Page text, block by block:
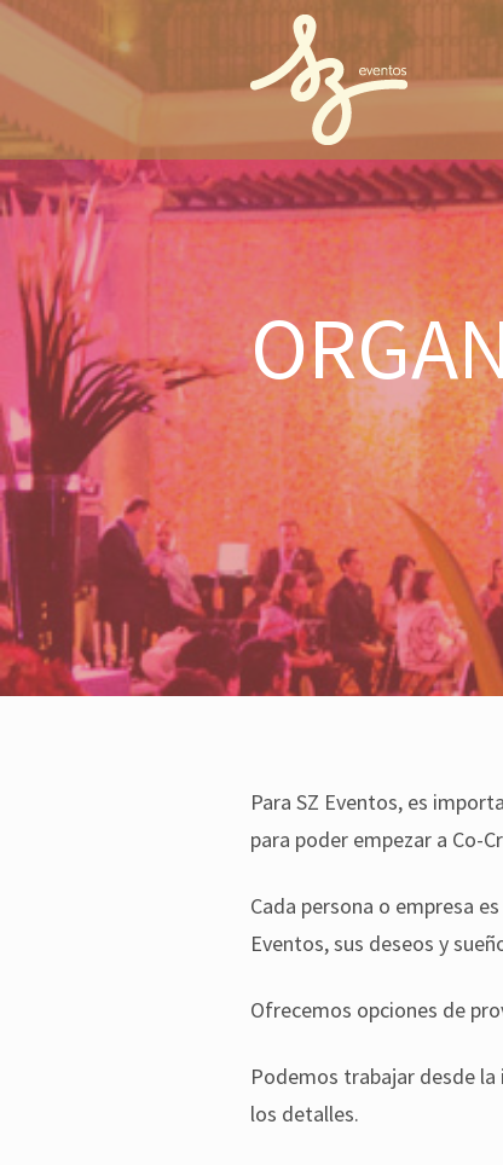
Para SZ Eventos, es
para poder empezar a Co-
Cada persona o empresa
Eventos, sus deseos y
Ofrecemos opciones de
Podemos trabajar desde
los detalles.